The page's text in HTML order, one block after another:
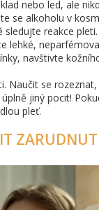
nebo led, ale
se alkoholu v
sledujte reakce pleti.
lehké,
navštivte
Naučit se
jiný pocit!
pleť.